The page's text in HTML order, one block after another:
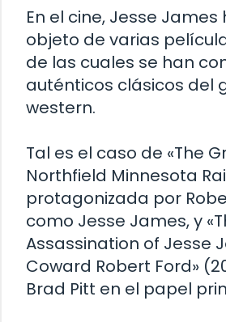
En el cine, Jesse James
objeto de varias
de las cuales se han
auténticos clásicos del
western.
Tal es el caso de «The
Northfield Minnesota
protagonizada por
como Jesse James, y
Assassination of Jesse
Coward Robert Ford»
Brad Pitt en el papel